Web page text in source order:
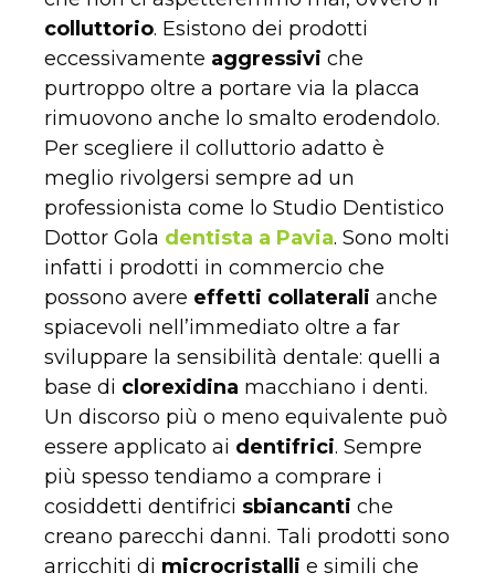
colluttorio. Esistono dei prodotti
eccessivamente aggressivi che
purtroppo oltre a portare via la placca
rimuovono anche lo smalto erodendolo.
Per scegliere il colluttorio adatto è
meglio rivolgersi sempre ad un
professionista come lo Studio Dentistico
Dottor Gola dentista a Pavia. Sono molti
infatti i prodotti in commercio che
possono avere effetti collaterali anche
spiacevoli nell’immediato oltre a far
sviluppare la sensibilità dentale: quelli a
base di clorexidina macchiano i denti.
Un discorso più o meno equivalente può
essere applicato ai dentifrici. Sempre
più spesso tendiamo a comprare i
cosiddetti dentifrici sbiancanti che
creano parecchi danni. Tali prodotti sono
arricchiti di microcristalli e simili che